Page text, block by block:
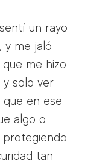
un rayo
y me jaló
me hizo
y solo ver
que en ese
algo o
protegiendo
tan